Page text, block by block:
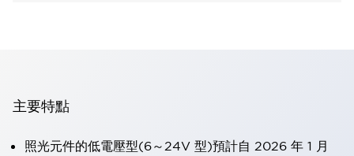
主要特點
照光元件的低電壓型(6～24V 型)預計自 2026 年 1 月